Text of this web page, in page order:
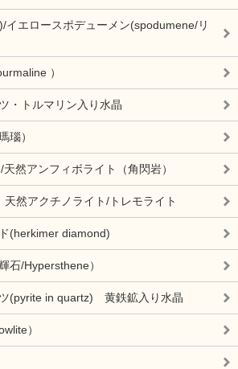
イエロースポデューメン(spodumene/リ
）
・トルマリン入り水晶
瑙）
然アンフィボライト（角閃岩）
然アクチノライト/トレモライト
(herkimer diamond)
石/Hypersthene）
(pyrite in quartz) 黄鉄鉱入り水晶
）